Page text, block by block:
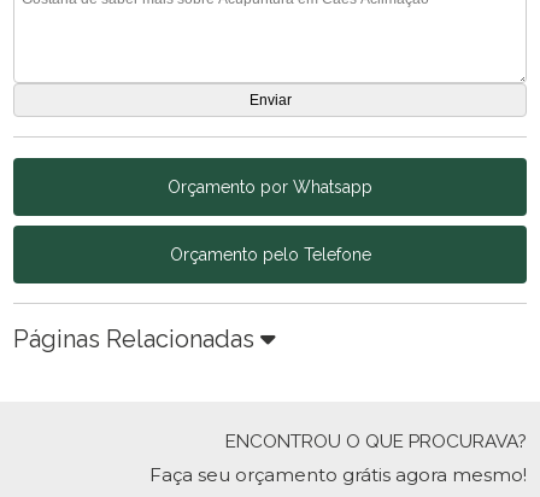
Orçamento por Whatsapp
Orçamento pelo Telefone
Páginas Relacionadas
ENCONTROU O QUE PROCURAVA?
Faça seu orçamento grátis agora mesmo!